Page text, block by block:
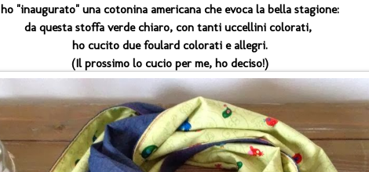
ho "inaugurato" una cotonina americana che evoca la bella stagione:
da questa stoffa verde chiaro, con tanti uccellini colorati,
ho cucito due foulard colorati e allegri.
(Il prossimo lo cucio per me, ho deciso!)